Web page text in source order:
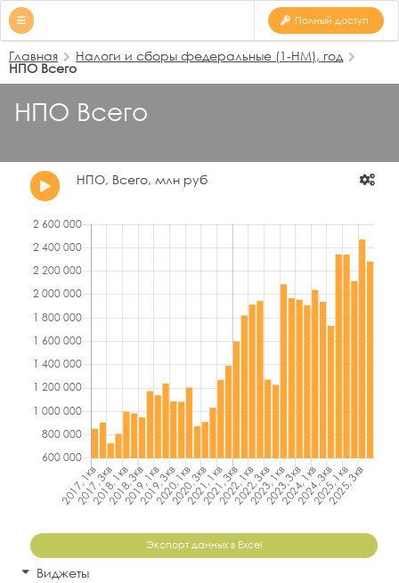
Полный доступ
Главная Налоги и сборы федеральные (1-НМ), год
НПО Всего
НПО Всего
НПО, Всего, млн руб
Экспорт данных в Excel
Виджеты